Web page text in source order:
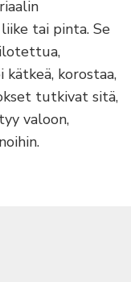
tai pinta. Se
kätkeä, korostaa,
tutkivat sitä,
valoon,